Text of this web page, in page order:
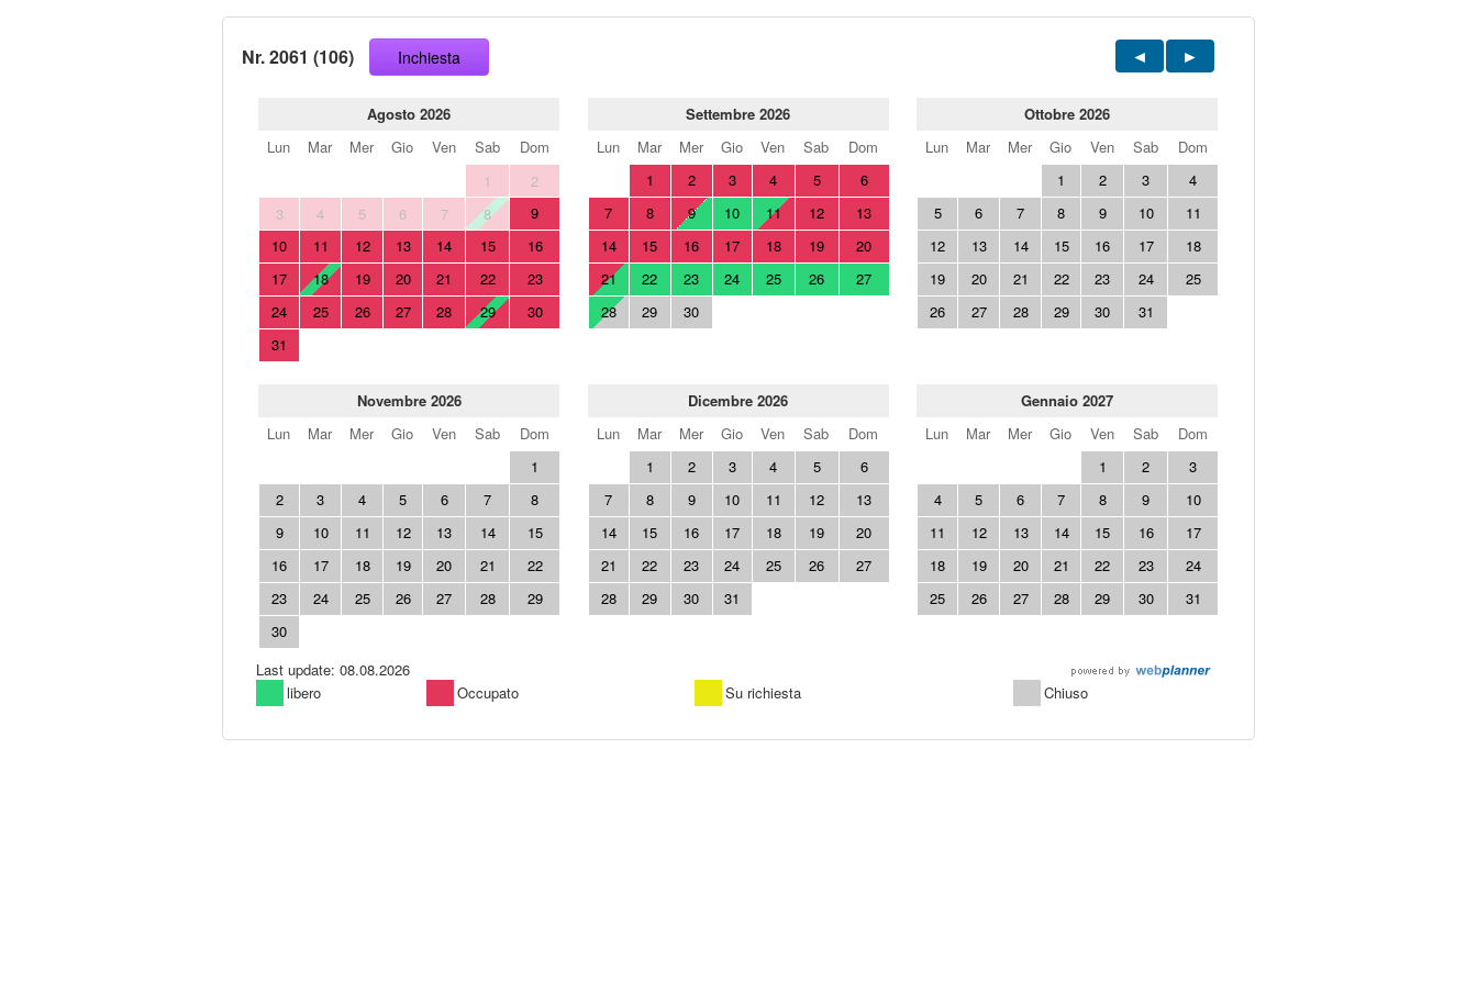
Nr. 2061 (106) Inchiesta
Agosto 2026
Lun
Mar Mer Gio Ven Sab
Dom
1
2
3
4 5 6 7 8
9
10
11 12 13 14 15
16
17
18 19 20 21 22
23
24
25 26 27 28 29
30
31
Settembre 2026
Lun
Mar Mer Gio Ven Sab
Dom
1
2 3 4 5
6
7
8 9 10 11 12
13
14
15 16 17 18 19
20
21
22 23 24 25 26
27
28
29 30
Ottobre 2026
Lun
Mar Mer Gio Ven Sab
Dom
1
2 3
4
5
6 7 8 9 10
11
12
13 14 15 16 17
18
19
20 21 22 23 24
25
26
27 28 29 30 31
Novembre 2026
Lun
Mar Mer Gio Ven Sab
Dom
1
2
3 4 5 6 7
8
9
10 11 12 13 14
15
16
17 18 19 20 21
22
23
24 25 26 27 28
29
30
Dicembre 2026
Lun
Mar Mer Gio Ven Sab
Dom
1
2 3 4 5
6
7
8 9 10 11 12
13
14
15 16 17 18 19
20
21
22 23 24 25 26
27
28
29 30 31
Gennaio 2027
Lun
Mar Mer Gio Ven Sab
Dom
1
2
3
4
5 6 7 8 9
10
11
12 13 14 15 16
17
18
19 20 21 22 23
24
25
26 27 28 29 30 31
Last update: 08.08.2026
libero
Occupato Su richiesta Chiuso